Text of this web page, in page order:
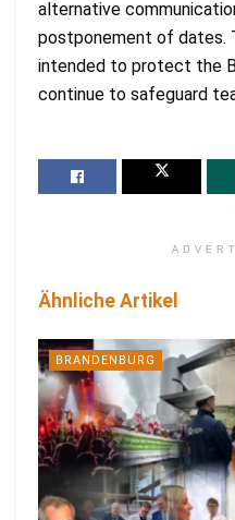
alternative
postponement of dates.
intended to protect the
continue to safeguard
Ähnliche Artikel
BRANDENBURG